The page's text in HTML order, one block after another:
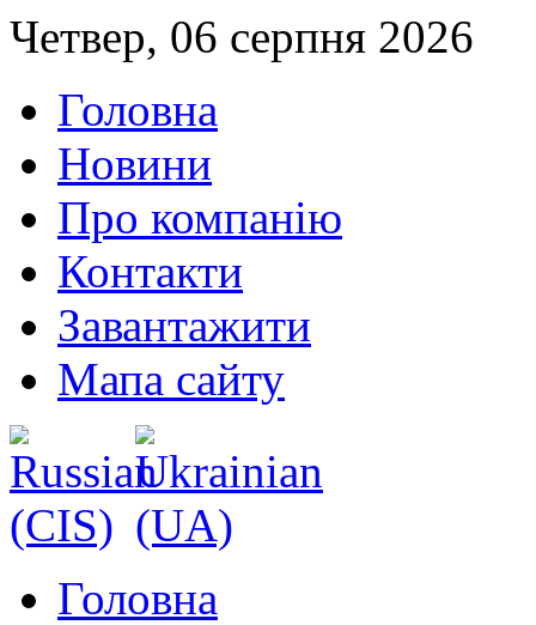
Четвер, 06 серпня 2026
Головна
Новини
Про компанію
Контакти
Завантажити
Мапа сайту
Головна